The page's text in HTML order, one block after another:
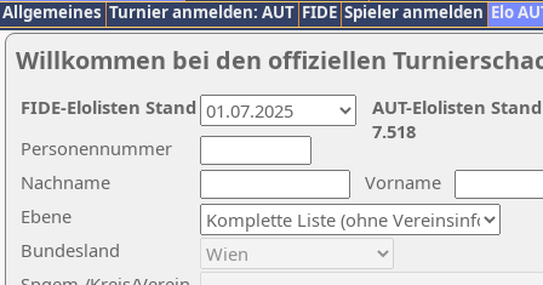
Allgemeines Turnier anmelden: AUT FIDE Spieler anmelden Elo
Willkommen bei den offiziellen
Nachname
Vorname
Ebene
Personennummer
Bundesland
AUT-Elolisten
7.518
FIDE-Elolisten Stand